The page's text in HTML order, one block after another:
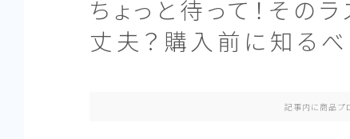
ちょっと待って！その
丈夫？購入前に知る
記事内に商品プ